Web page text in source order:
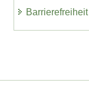
Barrierefreiheit